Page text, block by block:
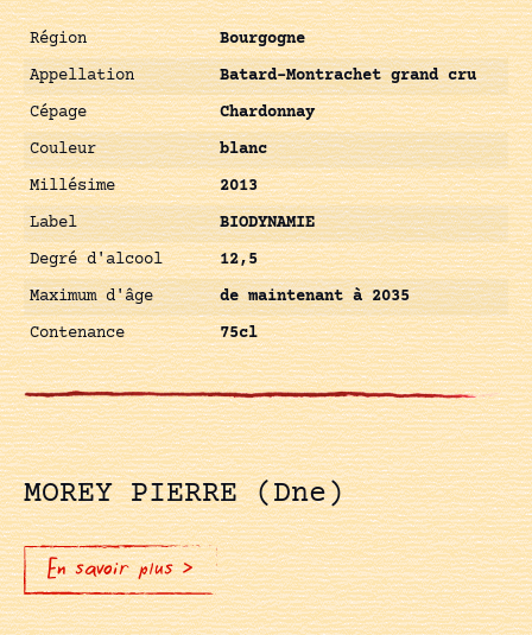
Région
Bourgogne
Appellation
Batard-Montrachet grand cru
Cépage
Chardonnay
Couleur
blanc
Millésime
2013
Label
BIODYNAMIE
Degré d'alcool
12,5
Maximum d'âge
de maintenant à 2035
Contenance
75cl
MOREY PIERRE (Dne)
En savoir plus >